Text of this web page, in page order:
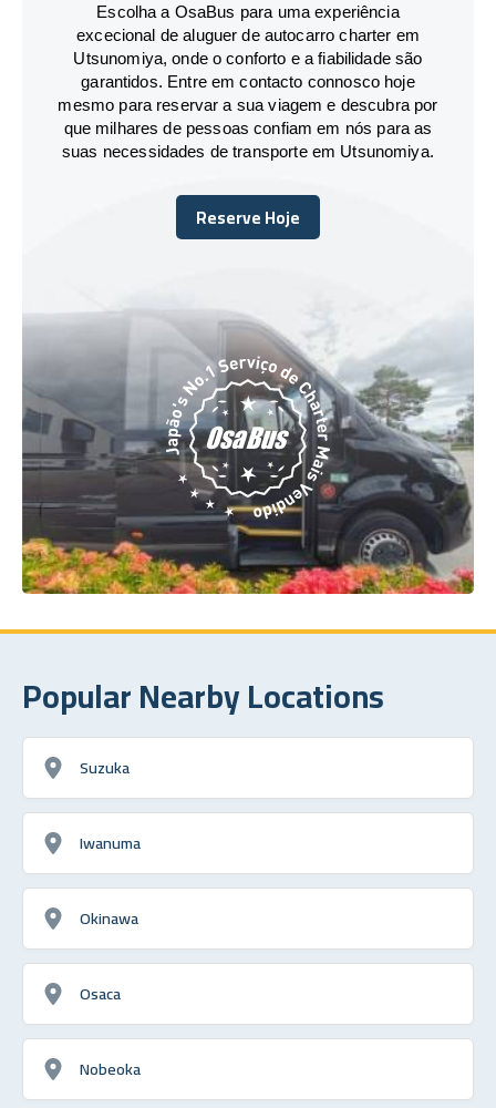
Escolha a OsaBus para uma experiência
excecional de aluguer de autocarro charter em
Utsunomiya, onde o conforto e a fiabilidade são
garantidos. Entre em contacto connosco hoje
mesmo para reservar a sua viagem e descubra por
que milhares de pessoas confiam em nós para as
suas necessidades de transporte em Utsunomiya.
Reserve Hoje
Reserve Hoje
Popular Nearby Locations
Suzuka
Iwanuma
Okinawa
Osaca
Nobeoka